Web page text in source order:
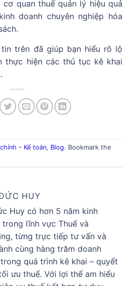
quan thuế quản lý hiệu quả
doanh chuyên nghiệp hóa
trên đã giúp bạn hiểu rõ lộ
hiện các thủ tục kê khai
- Kế toán, Blog. Bookmark the
HUY
Huy có hơn 5 năm kinh
trong lĩnh vực Thuế và
từng trực tiếp tư vấn và
cùng hàng trăm doanh
quá trình kê khai – quyết
ưu thuế. Với lợi thế am hiểu